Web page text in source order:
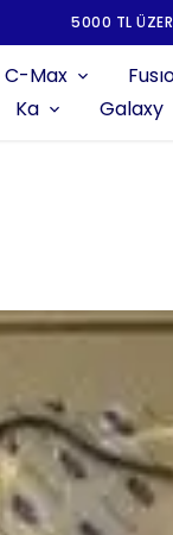
5000 TL
C-Max
Ka Galaxy